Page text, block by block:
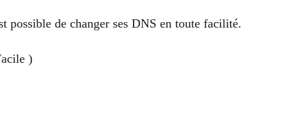
possible de changer ses DNS en toute facilité.